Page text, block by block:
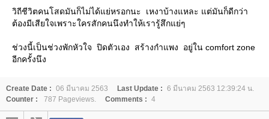
วิถีชีวิตคนโสดมันก็ไม่ได้แย่หรอกนะ เหงาบ้างแหละ แต่มันก็ดีกว่า
ต้องมีเสียใจเพราะใครสักคนนึงทำให้เรารู้สึกแย่ๆ
ช่วงนี้เป็นช่วงพักหัวใจ ปิดตัวเอง สร้างกำแพง อยู่ใน comfort zone
อีกครั้งนึง
Create Date : 06 มีนาคม 2563 Last Update : 6 มีนาคม 2563 12:39:24 น.
Counter :
787 Pageviews. Comments : 4